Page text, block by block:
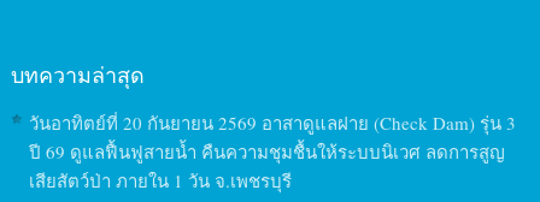
บทความล่าสุด
วันอาทิตย์ที่ 20 กันยายน 2569 อาสาดูแลฝาย (Check Dam) รุ่น 3
ปี 69 ดูแลฟื้นฟูสายน้ำ คืนความชุมชื้นให้ระบบนิเวศ ลดการสูญ
เสียสัตว์ป่า ภายใน 1 วัน จ.เพชรบุรี